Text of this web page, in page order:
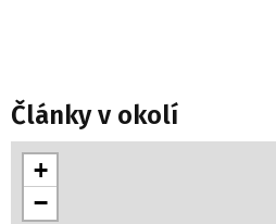
Články v okolí
+
−